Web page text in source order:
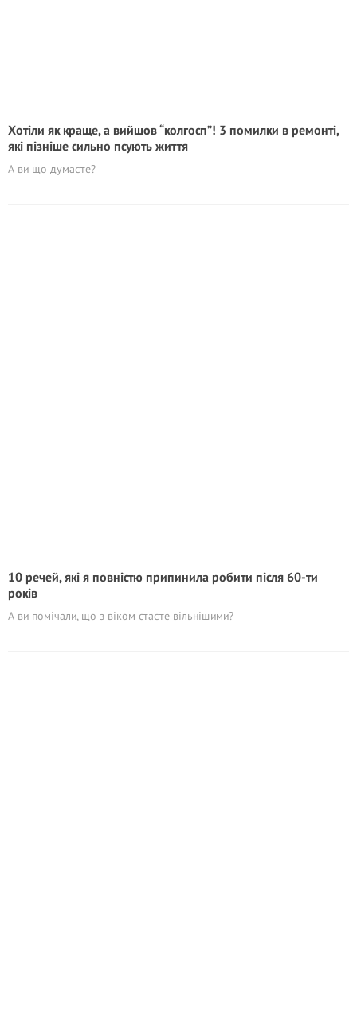
Хотіли як краще, а вийшов “колгосп”! 3 помилки в ремонті,
які пізніше сильно псують життя
А ви що думаєте?
10 речей, які я повністю припинила робити після 60-ти
років
А ви помічали, що з віком стаєте вільнішими?